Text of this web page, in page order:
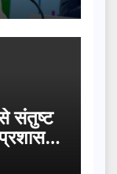
संतुष्ट